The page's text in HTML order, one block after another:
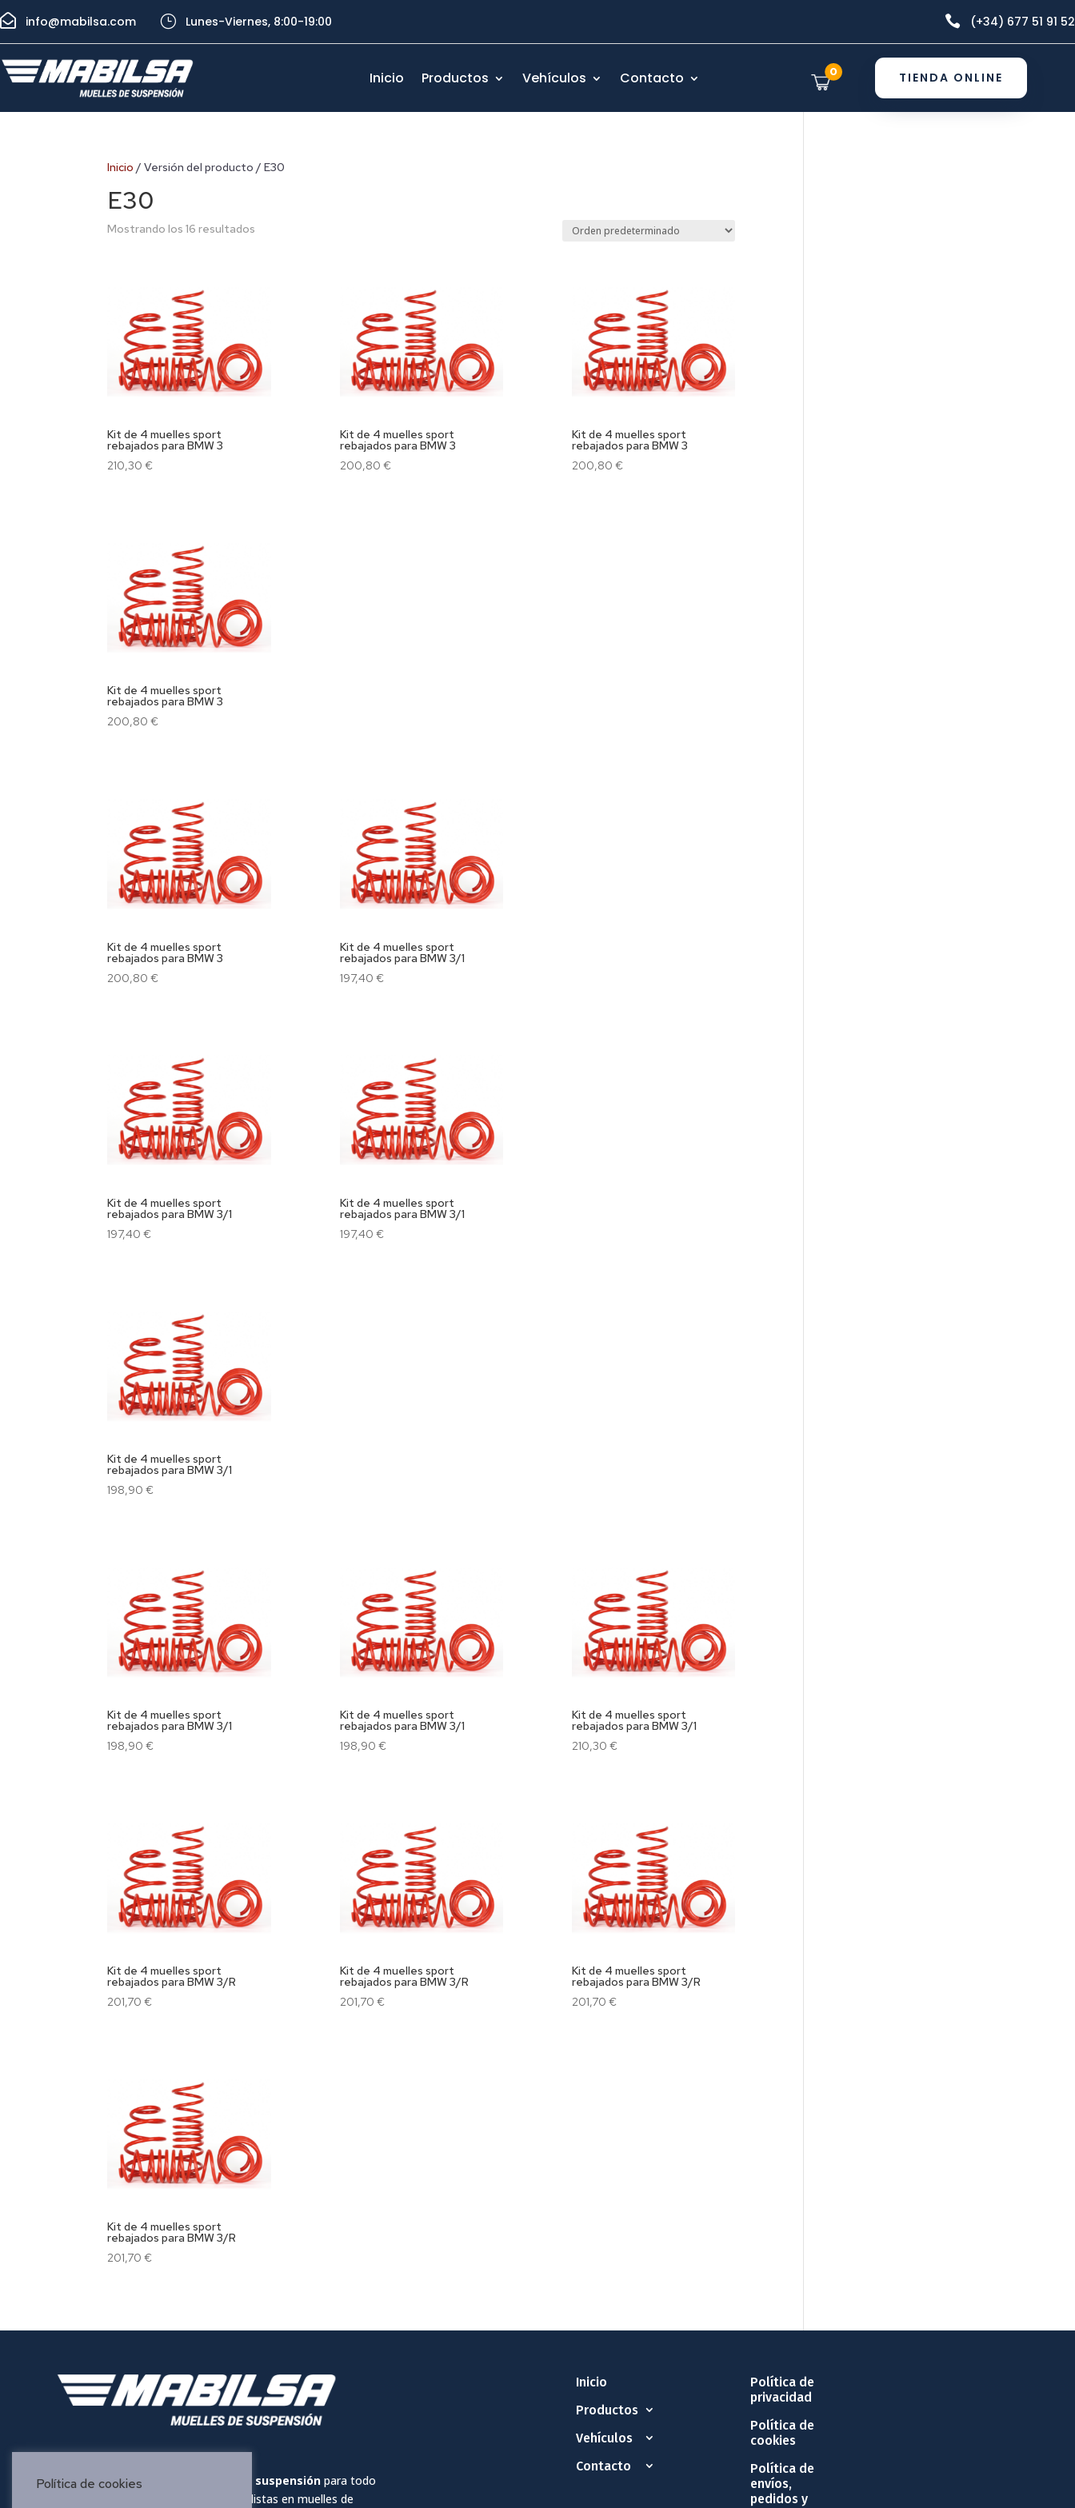
 info@mabilsa.com } Lunes-Viernes, 8:00-19:00  (+34) 677 51 91 52
Inicio Productos Vehículos Contacto TIENDA ONLINE
0
Inicio / Versión del producto / E30
E30
Mostrando los 16 resultados
Kit de 4 muelles sport
rebajados para BMW 3
210,30€
Kit de 4 muelles sport
rebajados para BMW 3
200,80 €
Kit de 4 muelles sport
rebajados para BMW 3
200,80 €
Kit de 4 muelles sport
rebajados para BMW 3
200,80€
Kit de 4 muelles sport
rebajados para BMW 3
200,80€
Kit de 4 muelles sport
rebajados para BMW 3/1
197,40 €
Kit de 4 muelles sport
rebajados para BMW 3/1
197,40€
Kit de 4 muelles sport
rebajados para BMW 3/1
197,40 €
Kit de 4 muelles sport
rebajados para BMW 3/1
198,90€
Kit de 4 muelles sport
rebajados para BMW 3/1
198,90€
Kit de 4 muelles sport
rebajados para BMW 3/1
198,90 €
Kit de 4 muelles sport
rebajados para BMW 3/1
210,30 €
Kit de 4 muelles sport
rebajados para BMW 3/R
201,70€
Kit de 4 muelles sport
rebajados para BMW 3/R
201,70 €
Kit de 4 muelles sport
rebajados para BMW 3/R
201,70 €
Kit de 4 muelles sport
rebajados para BMW 3/R
201,70€
Mabilsa es una marca de muelles de suspensión para todo
tipo de vehículos. Somos especialistas en muelles de
Inicio
Productos
Vehículos
Contacto
Política de
privacidad
Política de
cookies
Política de
envíos,
pedidos y
Política de cookies